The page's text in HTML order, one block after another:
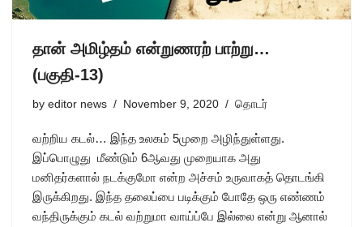
தான் அமிழ்தம் என்றுணரற் பாற்று…
(பகுதி-13)
by editor news November 9, 2020 தொடர்
வற்றிய கடல்… இந்த உலகம் 5முறை அழிந்துள்ளது.
இப்பொழுது மீண்டும் 6ஆவது முறையாக அது
மனிதர்களால் நடக்குமோ என்ற அச்சம் உருவாகத் தொடங்கி
இருக்கிறது. இந்த தலைப்பை படிக்கும் போதே ஒரு எண்ணம்
வந்திருக்கும் கடல் வற்றுமா வாய்ப்பே இல்லை என்று ஆனால்